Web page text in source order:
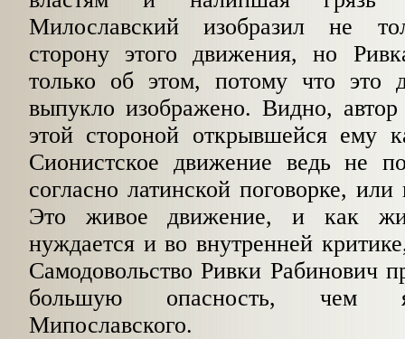
Милославский изобразил не
сторону этого движения, но
только об этом, потому что это
выпукло изображено. Видно,
этой стороной открывшейся ему
Сионистское движение ведь не
согласно латинской поговорке,
Это жи­вое движение, и как
нуждается и во внутренней
Самодовольство Ривки Рабинович
большую опасность, чем
Мипославского.